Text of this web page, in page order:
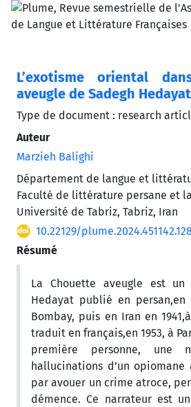
L’exotisme oriental
aveugle de Sadegh Hedayat
Type de document : research
Auteur
Marzieh Balighi
Département de langue et
Faculté de littérature persane et
Université de Tabriz, Tabriz, Iran
10.22129/
Résumé
La Chouette aveugle est
Hedayat publié en persan,en
Bombay, puis en Iran en
traduit en français,en 1953, à
première personne, une
hallucinations d’un
par avouer un crime atroce,
démence. Ce narrateur est